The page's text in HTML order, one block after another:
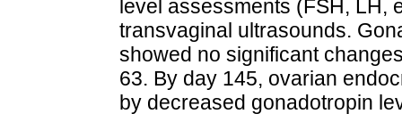
level assessments (FSH, LH,
transvaginal ultrasounds.
showed no significant
63. By day 145, ovarian
by decreased gonadotropin